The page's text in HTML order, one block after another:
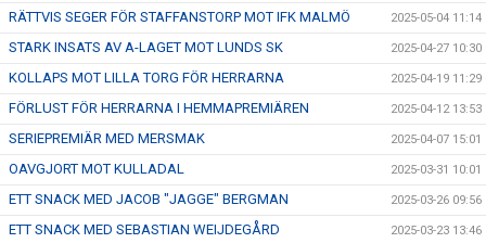
RÄTTVIS SEGER FÖR STAFFANSTORP MOT IFK MALMÖ 2025-05-04 11:14
STARK INSATS AV A-LAGET MOT LUNDS SK 2025-04-27 10:30
KOLLAPS MOT LILLA TORG FÖR HERRARNA 2025-04-19 11:29
FÖRLUST FÖR HERRARNA I HEMMAPREMIÄREN 2025-04-12 13:53
SERIEPREMIÄR MED MERSMAK 2025-04-07 15:01
OAVGJORT MOT KULLADAL 2025-03-31 10:01
ETT SNACK MED JACOB "JAGGE" BERGMAN 2025-03-26 09:56
ETT SNACK MED SEBASTIAN WEIJDEGÅRD 2025-03-23 13:46